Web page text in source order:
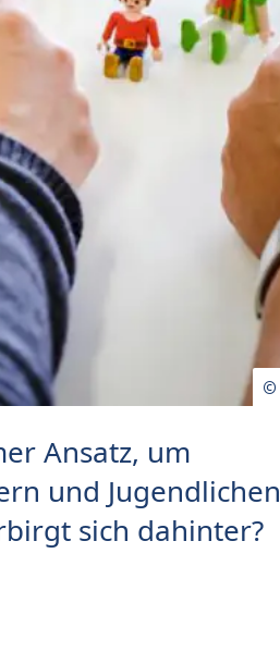
Ansatz, um
und Jugendlichen
sich dahinter?